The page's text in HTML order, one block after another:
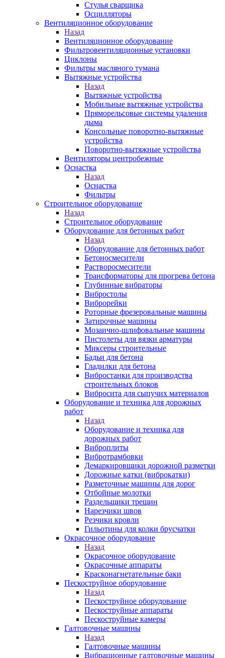
Стулья сварщика
Осцилляторы
Вентиляционное оборудование
Назад
Вентиляционное оборудование
Фильтровентиляционные установки
Циклоны
Фильтры масляного тумана
Вытяжные устройства
Назад
Вытяжные устройства
Мобильные вытяжные устройства
Пряморельсовые системы удаления
дыма
Консольные поворотно-вытяжные
устройства
Поворотно-вытяжные устройства
Вентиляторы центробежные
Оснастка
Назад
Оснастка
Фильтры
Строительное оборудование
Назад
Строительное оборудование
Оборудование для бетонных работ
Назад
Оборудование для бетонных работ
Бетоносмесители
Растворосмесители
Трансформаторы для прогрева бетона
Глубинные вибраторы
Вибростолы
Виброрейки
Роторные фрезеровальные машины
Затирочные машины
Мозаично-шлифовальные машины
Пистолеты для вязки арматуры
Миксеры строительные
Бадьи для бетона
Гладилки для бетона
Вибростанки для производства
строительных блоков
Вибросита для сыпучих материалов
Оборудование и техника для дорожных
работ
Назад
Оборудование и техника для
дорожных работ
Виброплиты
Вибротрамбовки
Демаркировщики дорожной разметки
Дорожные катки (виброкатки)
Разметочные машины для дорог
Отбойные молотки
Раздельщики трещин
Нарезчики швов
Резчики кровли
Гильотины для колки брусчатки
Окрасочное оборудование
Назад
Окрасочное оборудование
Окрасочные аппараты
Красконагнетательные баки
Пескоструйное оборудование
Назад
Пескоструйное оборудование
Пескоструйные аппараты
Пескоструйные камеры
Галтовочные машины
Назад
Галтовочные машины
Вибрационные галтовочные машины